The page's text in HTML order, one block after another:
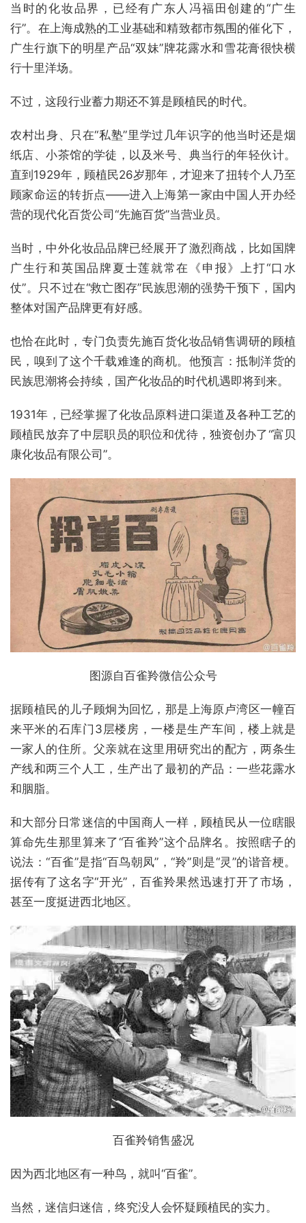
当时的化妆品界，已经有广东人冯福田创建的“广生
行”。在上海成熟的工业基础和精致都市氛围的催化下，
广生行旗下的明星产品“双妹”牌花露水和雪花膏很快横
行十里洋场。
不过，这段行业蓄力期还不算是顾植民的时代。
农村出身、只在“私塾”里学过几年识字的他当时还是烟
纸店、小茶馆的学徒，以及米号、典当行的年轻伙计。
直到1929年，顾植民26岁那年，才迎来了扭转个人乃至
顾家命运的转折点——进入上海第一家由中国人开办经
营的现代化百货公司“先施百货”当营业员。
当时，中外化妆品品牌已经展开了激烈商战，比如国牌
广生行和英国品牌夏士莲就常在《申报》上打“口水
仗”。只不过在“救亡图存”民族思潮的强势干预下，国内
整体对国产品牌更有好感。
也恰在此时，专门负责先施百货化妆品销售调研的顾植
民，嗅到了这个千载难逢的商机。他预言：抵制洋货的
民族思潮将会持续，国产化妆品的时代机遇即将到来。
1931年，已经掌握了化妆品原料进口渠道及各种工艺的
顾植民放弃了中层职员的职位和优待，独资创办了“富贝
康化妆品有限公司”。
图源自百雀羚微信公众号
据顾植民的儿子顾炯为回忆，那是上海原卢湾区一幢百
来平米的石库门3层楼房，一楼是生产车间，楼上就是
一家人的住所。父亲就在这里用研究出的配方，两条生
产线和两三个人工，生产出了最初的产品：一些花露水
和胭脂。
和大部分日常迷信的中国商人一样，顾植民从一位瞎眼
算命先生那里算来了“百雀羚”这个品牌名。按照瞎子的
说法：“百雀”是指“百鸟朝凤”，“羚”则是“灵”的谐音梗。
据传有了这名字“开光”，百雀羚果然迅速打开了市场，
甚至一度挺进西北地区。
百雀羚销售盛况
因为西北地区有一种鸟，就叫“百雀”。
当然，迷信归迷信，终究没人会怀疑顾植民的实力。